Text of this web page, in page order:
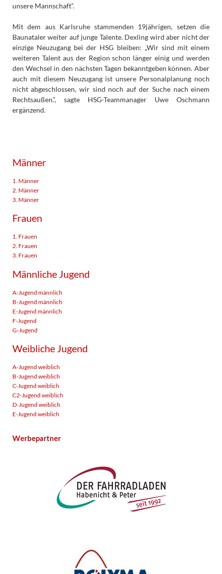
unsere Mannschaft“.
Mit dem aus Karlsruhe stammenden 19jährigen, setzen die
Baunataler weiter auf junge Talente. Dexling wird aber nicht der
einzige Neuzugang bei der HSG bleiben: „Wir sind mit einem
weiteren Talent aus der Region schon länger einig und werden
den Wechsel in den nächsten Tagen bekanntgeben können. Aber
auch mit diesem Neuzugang ist unsere Personalplanung noch
nicht abgeschlossen, wir sind noch auf der Suche nach einem
Rechtsaußen.“, sagte HSG-Teammanager Uwe Oschmann
ergänzend.
Männer
1. Männer
2. Männer
3. Männer
Frauen
1. Frauen
2. Frauen
3. Frauen
Männliche Jugend
A-Jugend männlich
B-Jugend männlich
E-Jugend männlich
F-Jugend
G-Jugend
Weibliche Jugend
A-Jugend weiblich
B-Jugend weiblich
C-Jugend weiblich
C2-Jugend weiblich
D-Jugend weiblich
E-Jugend weiblich
Werbepartner